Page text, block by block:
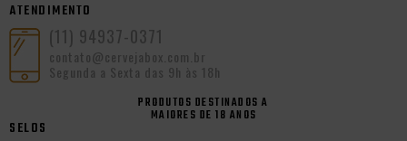
ATENDIMENTO
(11) 94937-0371
contato@cervejabox.com.br
Segunda a Sexta das 9h às 18h
PRODUTOS DESTINADOS A
MAIORES DE 18 ANOS
SELOS